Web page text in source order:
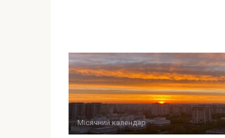
Місячний календар